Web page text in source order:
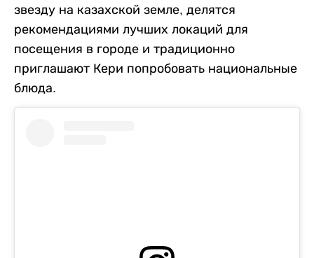
звезду на казахской земле, делятся
рекомендациями лучших локаций для
посещения в городе и традиционно
приглашают Кери попробовать национальные
блюда.